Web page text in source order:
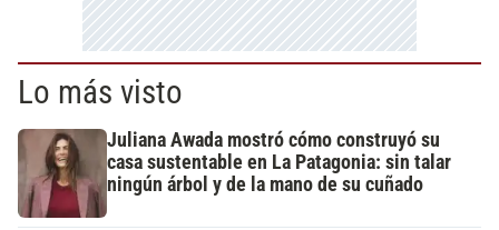
Lo más visto
Juliana Awada mostró cómo construyó su
casa sustentable en La Patagonia: sin talar
ningún árbol y de la mano de su cuñado